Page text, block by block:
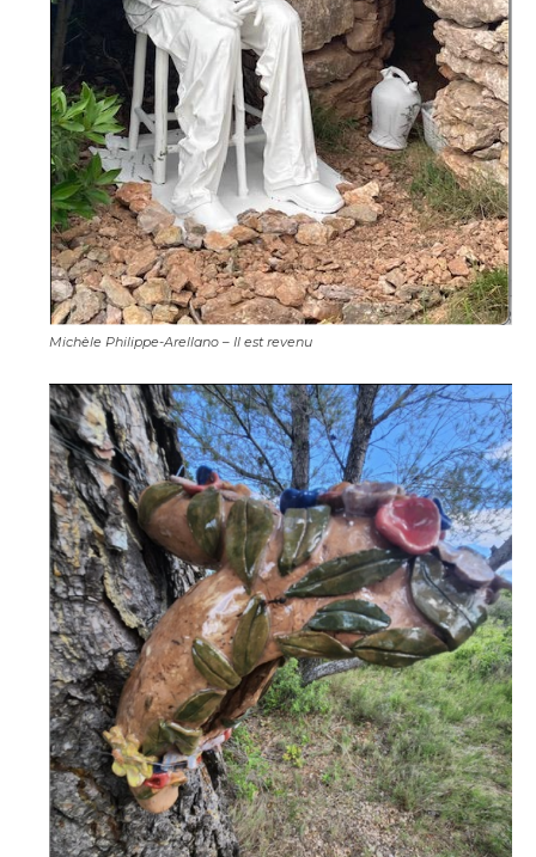
Michèle Philippe-Arellano – Il est revenu